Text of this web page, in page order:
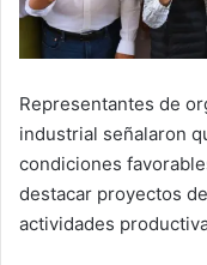
Representantes de
industrial señalaron
condiciones
destacar proyectos
actividades